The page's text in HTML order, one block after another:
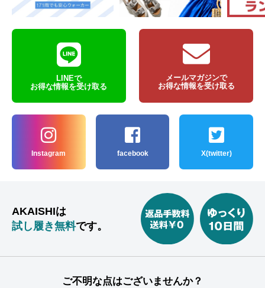
LINEで
お得な情報を受け取る
メールマガジンで
お得な情報を受け取る
Instagram facebook X(twitter)
AKAISHIは
試し履き無料です。
ご不明な点はございませんか？